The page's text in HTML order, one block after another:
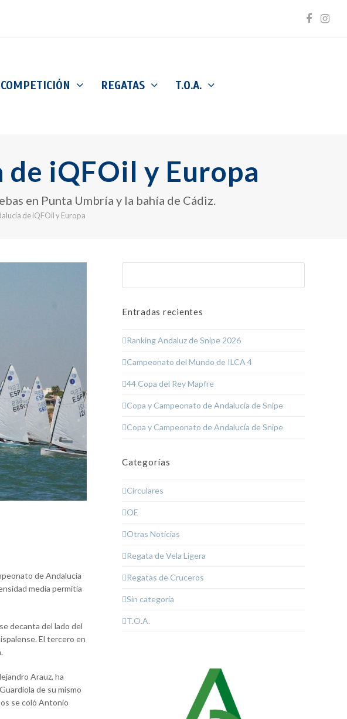
COMPETICIÓN REGATAS T.O.A.
iQFOil y Europa
en Punta Umbría y la bahía de Cádiz.
de iQFOil y Europa
de Andalucía
media permitía
decanta del lado del
El tercero en
Arauz, ha
de su mismo
se coló Antonio
Entradas recientes
Ranking Andaluz de Snipe 2026
Campeonato del Mundo de ILCA 4
44 Copa del Rey Mapfre
Copa y Campeonato de Andalucía de Snipe
Copa y Campeonato de Andalucía de Snipe
Categorías
Circulares
OE
Otras Noticias
Regata de Vela Ligera
Regatas de Cruceros
Sin categoría
T.O.A.